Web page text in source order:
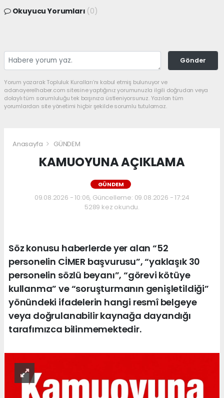
Okuyucu Yorumları (0)
Gönder
Yorum yazarak Topluluk Kuralları’nı kabul etmiş bulunuyor ve
adanayerelhaber.com sitesine yaptığınız yorumunuzla ilgili doğrudan veya
dolaylı tüm sorumluluğu tek başınıza üstleniyorsunuz. Yazılan tüm
yorumlardan site yönetimi hiçbir şekilde sorumlu tutulamaz.
Anasayfa GÜNDEM
KAMUOYUNA AÇIKLAMA
GÜNDEM
09.08.2026 - 10:06, Güncelleme: 09.08.2026 - 17:24
5289 kez okundu.
Söz konusu haberlerde yer alan “52
personelin CİMER başvurusu”, “yaklaşık 30
personelin sözlü beyanı”, “görevi kötüye
kullanma” ve “soruşturmanın genişletildiği”
yönündeki ifadelerin hangi resmî belgeye
veya doğrulanabilir kaynağa dayandığı
tarafımızca bilinmemektedir.